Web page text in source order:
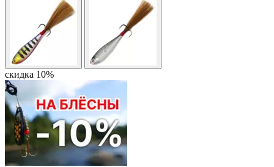
скидка 10%